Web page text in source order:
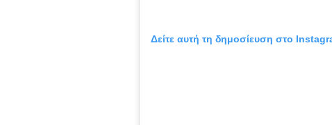
Δείτε αυτή τη δημοσίευση στο